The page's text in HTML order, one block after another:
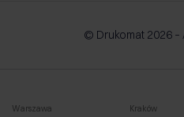
© Drukomat 2026 –
Warszawa Kraków